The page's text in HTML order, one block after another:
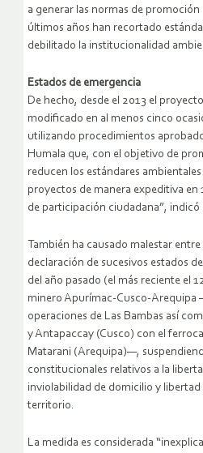
a generar las normas de promoción
últimos años han recortado
debilitado la institucionalidad
Estados de emergencia
De hecho, desde el 2013 el
modificado en al menos cinco
utilizando procedimientos
Humala que, con el objetivo de
reducen los estándares
proyectos de manera expeditiva en
de participación ciudadana”, indicó
También ha causado malestar
declaración de sucesivos estados
del año pasado (el más reciente el
minero Apurímac-Cusco-Arequipa
operaciones de Las Bambas así
y Antapaccay (Cusco) con el
Matarani (Arequipa)—,
constitucionales relativos a la
inviolabilidad de domicilio y
territorio.
La medida es considerada